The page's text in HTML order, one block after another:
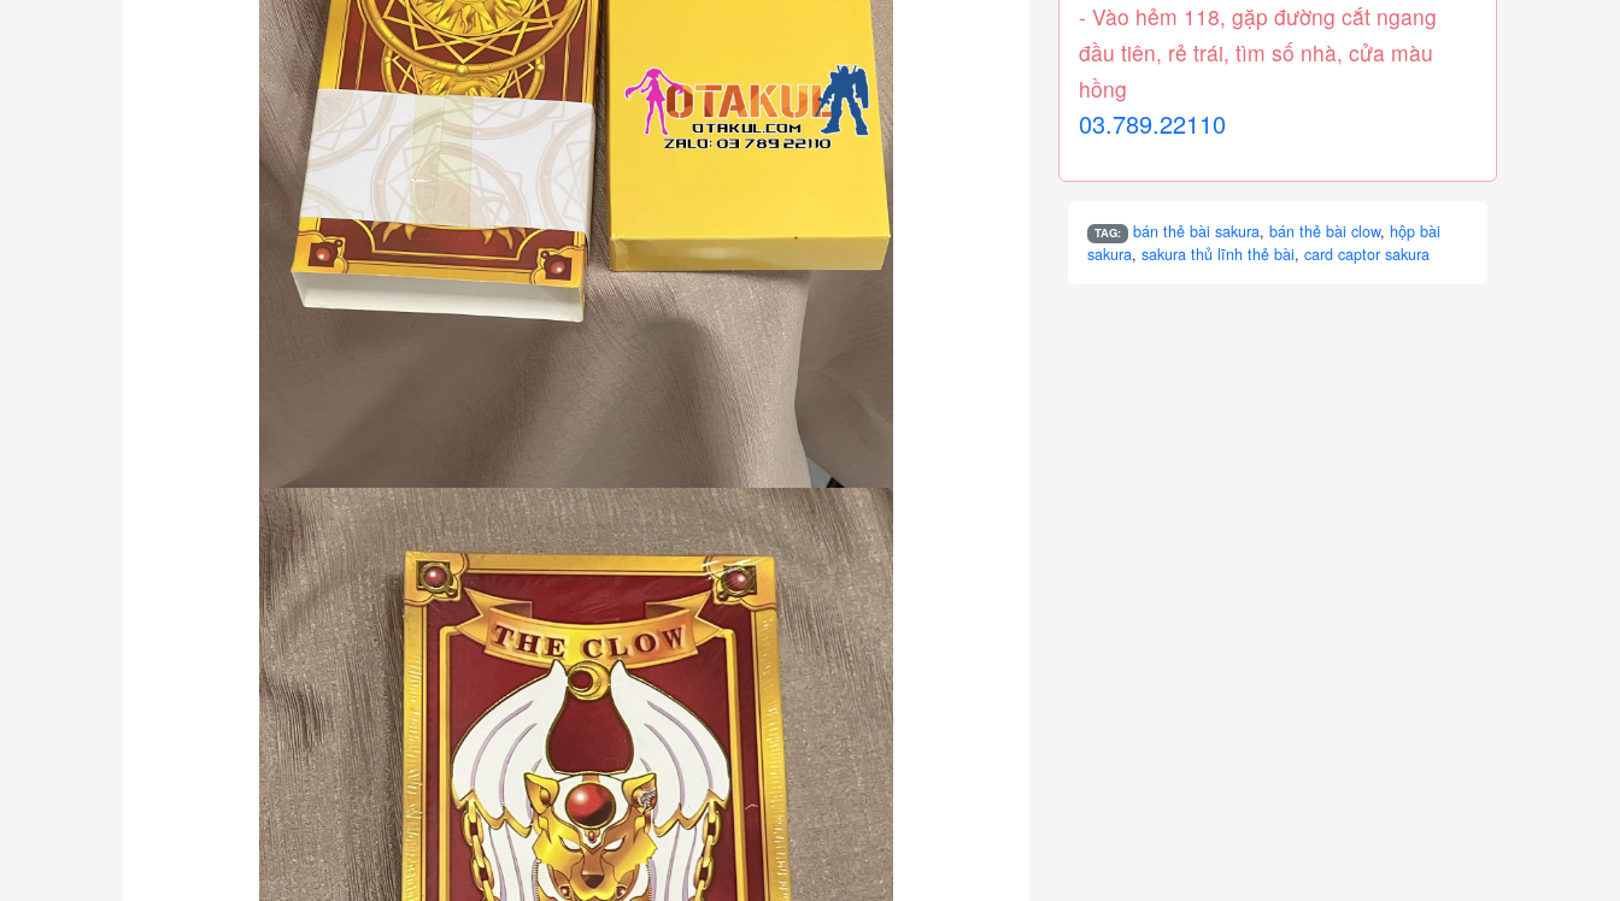
- Vào hẻm 118, gặp đường cắt ngang
đầu tiên, rẻ trái, tìm số nhà, cửa màu
hồng
03.789.22110
TAG: bán thẻ bài sakura,bán thẻ bài clow,hộp bài
sakura, sakura thủ lĩnh thẻ bài, card captor sakura